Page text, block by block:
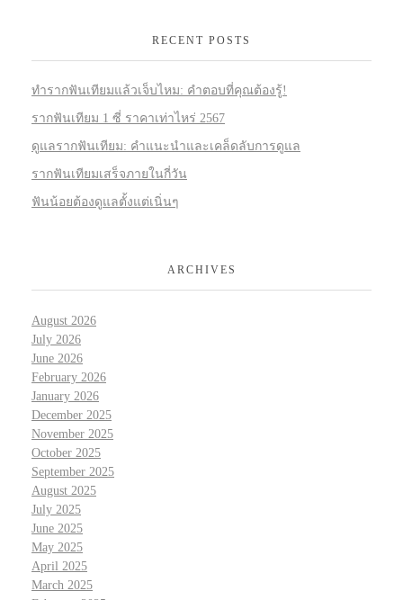
RECENT POSTS
ทำรากฟันเทียมแล้วเจ็บไหม: คำตอบที่คุณต้องรู้!
รากฟันเทียม 1 ซี่ ราคาเท่าไหร่ 2567
ดูแลรากฟันเทียม: คำแนะนำและเคล็ดลับการดูแล
รากฟันเทียมเสร็จภายในกี่วัน
ฟันน้อยต้องดูแลตั้งแต่เนิ่นๆ
ARCHIVES
August 2026
July 2026
June 2026
February 2026
January 2026
December 2025
November 2025
October 2025
September 2025
August 2025
July 2025
June 2025
May 2025
April 2025
March 2025